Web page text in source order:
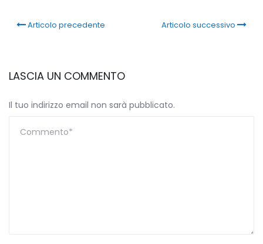
Articolo precedente Articolo successivo
LASCIA UN COMMENTO
Il tuo indirizzo email non sarà pubblicato.